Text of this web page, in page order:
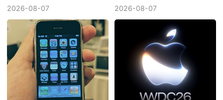
已修复
2026-08-07
幅接近三成
2026-08-07